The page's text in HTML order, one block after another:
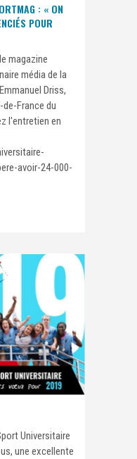
: « ON
POUR
magazine
média de la
Driss,
de-France du
l'entretien en
avoir-24-000-
Universitaire
une excellente